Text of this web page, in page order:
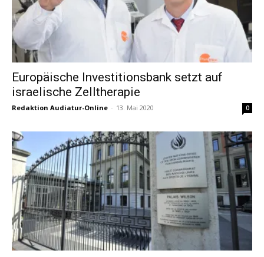
Europäische Investitionsbank setzt auf
israelische Zelltherapie
Redaktion Audiatur-Online - 13. Mai 2020 0